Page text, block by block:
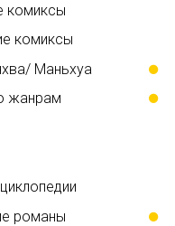
комиксы
комиксы
Маньхуа
жанрам
романы